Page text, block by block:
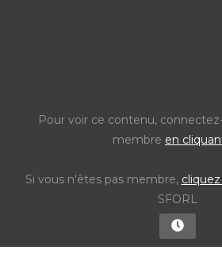
Pour voir ce contenu,
membre en
Si vous n'êtes pas membre, cliquez
SFORL